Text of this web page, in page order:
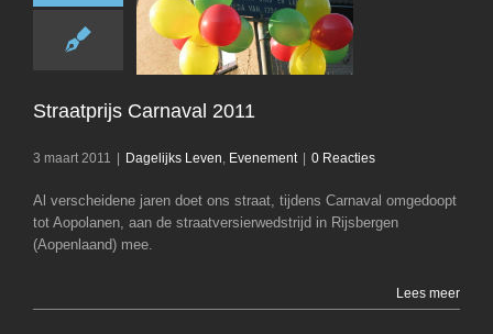
Straatprijs Carnaval 2011
3 maart 2011 Dagelijks Leven, Evenement 0 Reacties
Al verscheidene jaren doet ons straat, tijdens Carnaval omgedoopt
tot Aopolanen, aan de straatversierwedstrijd in Rijsbergen
(Aopenlaand) mee.
Lees meer